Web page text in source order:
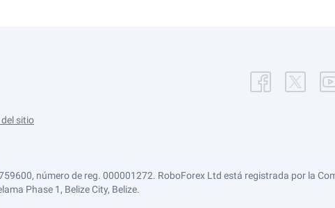
sitio
número de reg. 000001272. RoboForex Ltd está registrada por la
Phase 1, Belize City, Belize.